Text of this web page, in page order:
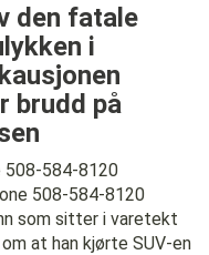
den fatale
i
brudd på
508-584-8120
508-584-8120
som sitter i varetekt
at han kjørte SUV-en